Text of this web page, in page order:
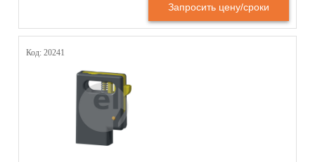
Запросить цену/сроки
Код: 20241